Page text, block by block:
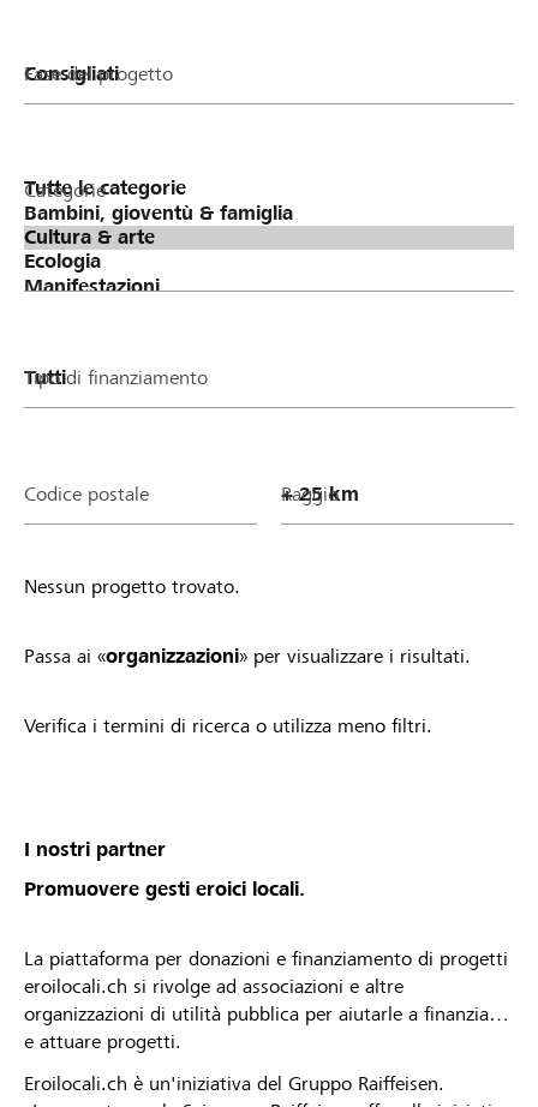
Fase del progetto
Categorie
Tipo di finanziamento
Codice postale Raggio
Nessun progetto trovato.
Passa ai «organizzazioni» per visualizzare i risultati.
Verifica i termini di ricerca o utilizza meno filtri.
I nostri partner
Promuovere gesti eroici locali.
La piattaforma per donazioni e finanziamento di progetti
eroilocali.ch si rivolge ad associazioni e altre
organizzazioni di utilità pubblica per aiutarle a finanziare
e attuare progetti.
Eroilocali.ch è un'iniziativa del Gruppo Raiffeisen.